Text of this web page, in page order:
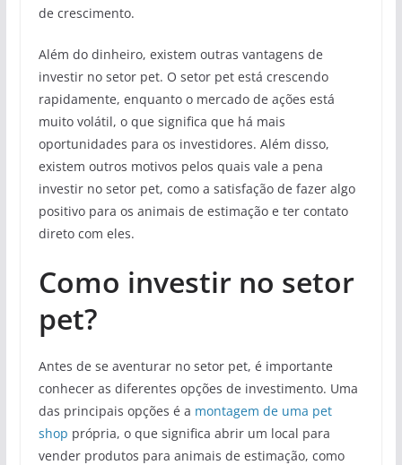
de crescimento.
Além do dinheiro, existem outras vantagens de
investir no setor pet. O setor pet está crescendo
rapidamente, enquanto o mercado de ações está
muito volátil, o que significa que há mais
oportunidades para os investidores. Além disso,
existem outros motivos pelos quais vale a pena
investir no setor pet, como a satisfação de fazer algo
positivo para os animais de estimação e ter contato
direto com eles.
Como investir no setor
pet?
Antes de se aventurar no setor pet, é importante
conhecer as diferentes opções de investimento. Uma
das principais opções é a montagem de uma pet
shop própria, o que significa abrir um local para
vender produtos para animais de estimação, como